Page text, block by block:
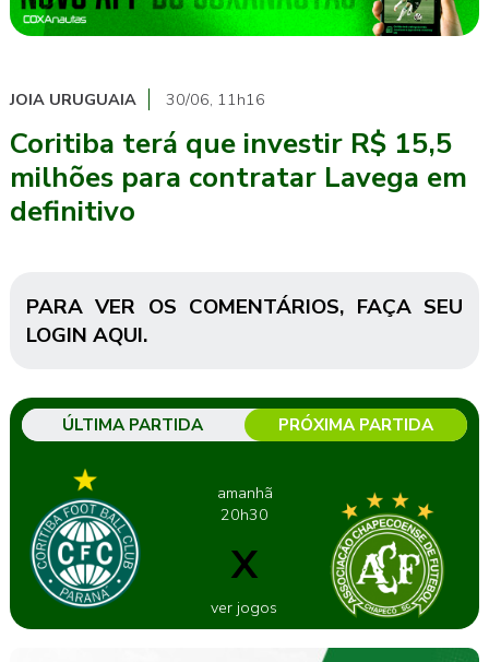
JOIA URUGUAIA 30/06, 11h16
Coritiba terá que investir R$ 15,5
milhões para contratar Lavega em
definitivo
PARA VER OS COMENTÁRIOS, FAÇA SEU
LOGIN AQUI.
ÚLTIMA PARTIDA PRÓXIMA PARTIDA
amanhã
20h30
X
ver jogos